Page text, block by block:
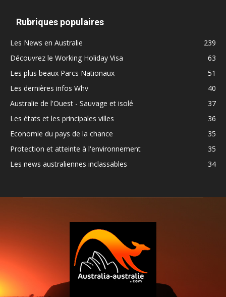
Rubriques populaires
Les News en Australie
239
Découvrez le Working Holiday Visa
63
Les plus beaux Parcs Nationaux
51
Les dernières infos Whv
40
Australie de l'Ouest - Sauvage et isolé
37
Les états et les principales villes
36
Economie du pays de la chance
35
Protection et atteinte à l'environnement
35
Les news australiennes inclassables
34